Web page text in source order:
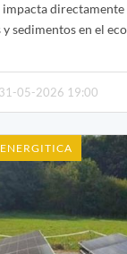
sedimentos en el
31-05-2026 19:00